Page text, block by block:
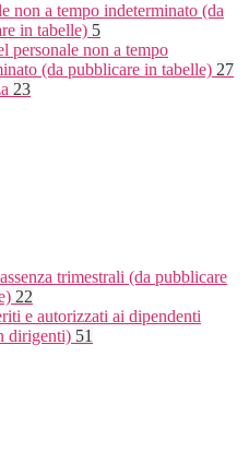
non a tempo indeterminato (da
in tabelle) 5
personale non a tempo
(da pubblicare in tabelle) 27
23
trimestrali (da pubblicare
22
e autorizzati ai dipendenti
dirigenti) 51